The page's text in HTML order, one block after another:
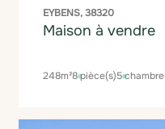
EYBENS, 38320
Maison à vendre
248m²8 pièce(s)5